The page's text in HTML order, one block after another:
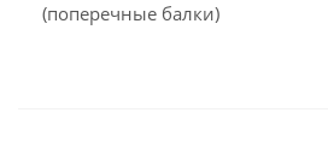
(поперечные балки)